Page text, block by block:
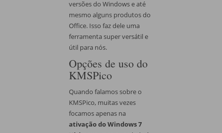
versões do Windows e até
mesmo alguns produtos do
Office. Isso faz dele uma
ferramenta super versátil e
útil para nós.
Opções de uso do
KMSPico
Quando falamos sobre o
KMSPico, muitas vezes
focamos apenas na
ativação do Windows 7